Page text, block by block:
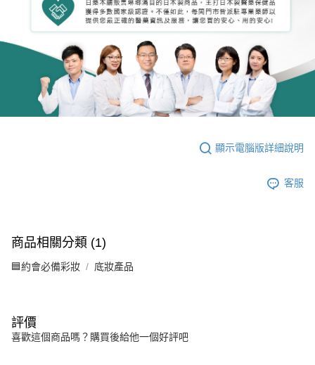
顯示電腦版詳細說明
客服
商品相關分類 (1)
🟦約會必備彩妝 底妝產品
評價
喜歡這個商品嗎？購買後給他一個好評吧